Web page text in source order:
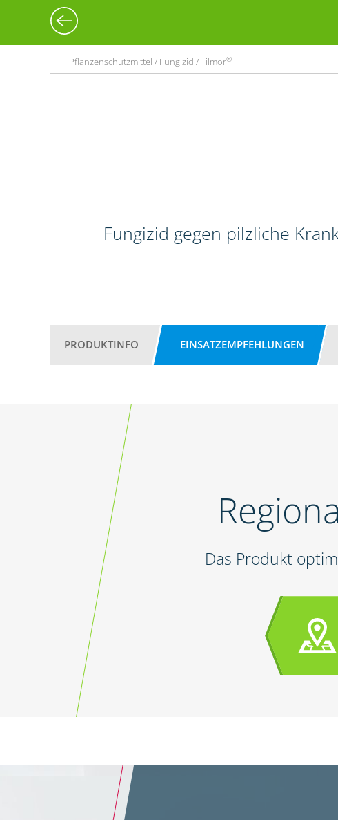
Pflanzenschutzmittel / Fungizid / Tilmor®
Fungizid gegen pilzliche
PRODUKTINFO EINSATZEMPFEHLUNGEN
Das Produkt